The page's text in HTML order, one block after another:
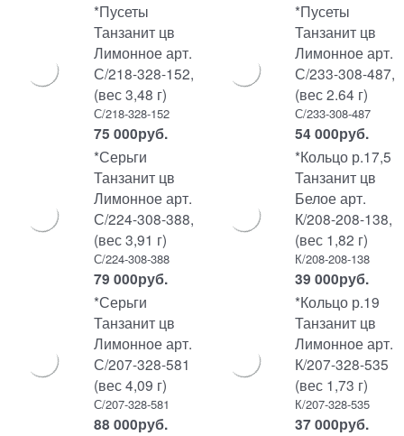
*Пусеты
Танзанит цв
Лимонное арт.
С/218-328-152,
(вес 3,48 г)
С/218-328-152
75 000руб.
*Пусеты
Танзанит цв
Лимонное арт.
С/233-308-487,
(вес 2.64 г)
С/233-308-487
54 000руб.
*Серьги
Танзанит цв
Лимонное арт.
С/224-308-388,
(вес 3,91 г)
С/224-308-388
79 000руб.
*Кольцо р.17,5
Танзанит цв
Белое арт.
К/208-208-138,
(вес 1,82 г)
К/208-208-138
39 000руб.
*Серьги
Танзанит цв
Лимонное арт.
С/207-328-581
(вес 4,09 г)
С/207-328-581
88 000руб.
*Кольцо р.19
Танзанит цв
Лимонное арт.
К/207-328-535
(вес 1,73 г)
К/207-328-535
37 000руб.